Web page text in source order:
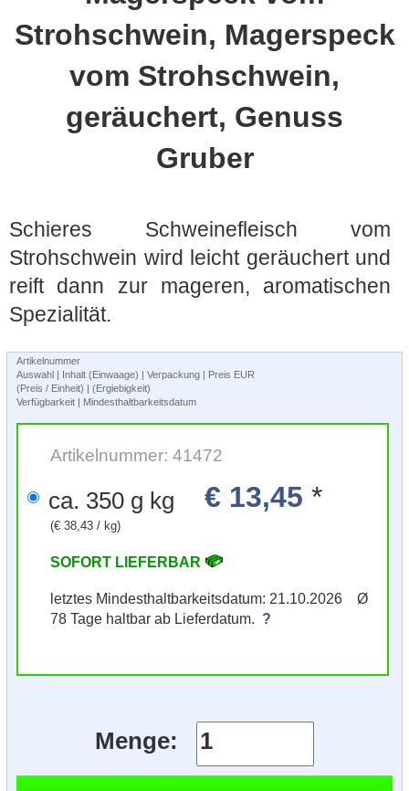
Strohschwein, Magerspeck
vom Strohschwein,
geräuchert, Genuss
Gruber
Schieres Schweinefleisch vom
Strohschwein wird leicht geräuchert und
reift dann zur mageren, aromatischen
Spezialität.
Artikelnummer
Auswahl | Inhalt (Einwaage) | Verpackung | Preis EUR
(Preis / Einheit) | (Ergiebigkeit)
Verfügbarkeit | Mindesthaltbarkeitsdatum
Artikelnummer: 41472
ca. 350 g kg € 13,45 *
(€ 38,43 / kg)
SOFORT LIEFERBAR
letztes Mindesthaltbarkeitsdatum: 21.10.2026 Ø
78 Tage haltbar ab Lieferdatum. ?
Menge: